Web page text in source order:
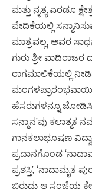
ಮತ್ತು ನೃತ್ಯ ಎರಡೂ
ವೇದಿಕೆಯಲ್ಲಿ
ಮಾತ್ರವಲ್ಲ, ಅವರ
ಗುರು ಶ್ರೀ
ರಾಗಮಾಲಿಕೆಯಲ್ಲಿ
ಹೆಸರುಗಳನ್ನೂ
ಸನ್ಮಾನ’ವು
ಗಾನಕಲಾಭೂಷಣ
ಪ್ರದಾನಗೊಂಡ
ಪ್ರಶಸ್ತಿ’, ‘ನಾದಾಮೃತ
ಬಿರುದು ಆ ಸಂಜೆಯ